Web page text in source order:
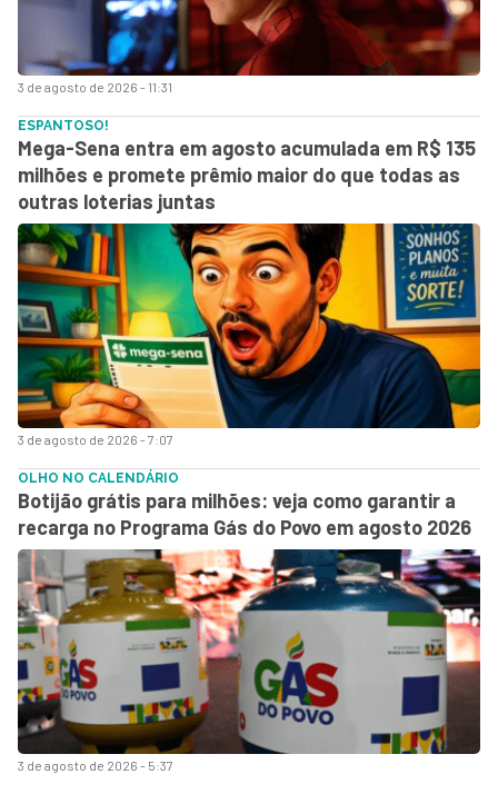
3 de agosto de 2026 - 11:31
3 de agosto de 2026 - 7:07
ESPANTOSO!
Mega-Sena entra em agosto acumulada em R$ 135
milhões e promete prêmio maior do que todas as
outras loterias juntas
3 de agosto de 2026 - 5:37
OLHO NO CALENDÁRIO
Botijão grátis para milhões: veja como garantir a
recarga no Programa Gás do Povo em agosto 2026